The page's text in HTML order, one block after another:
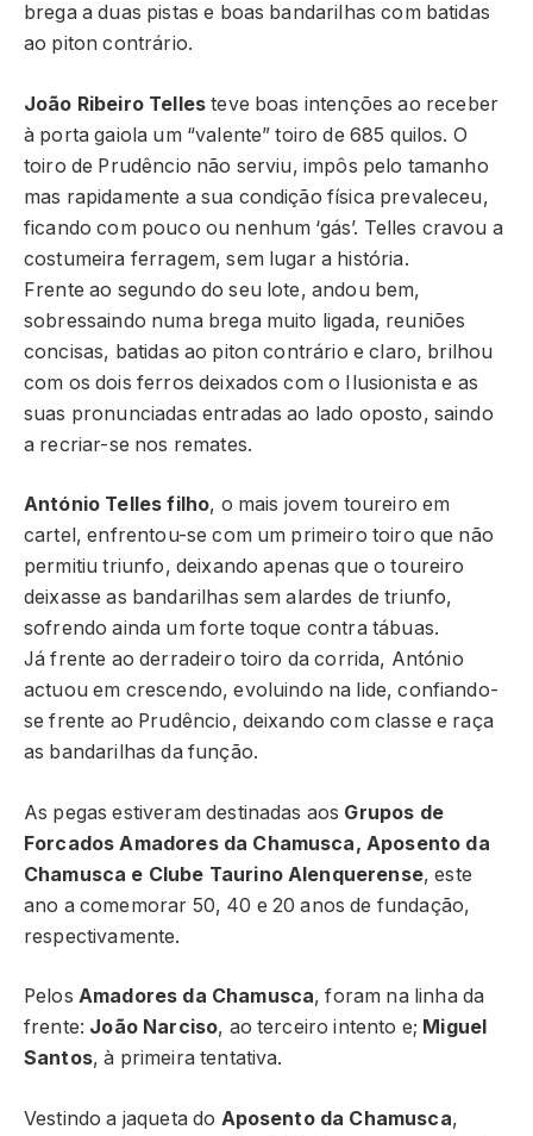
brega a duas pistas e boas bandarilhas com batidas
ao piton contrário.
João Ribeiro Tellesteve boas intenções ao receber
à porta gaiola um “valente” toiro de 685 quilos. O
toiro de Prudêncio não serviu, impôs pelo tamanho
mas rapidamente a sua condição física prevaleceu,
ficando com pouco ou nenhum ‘gás’. Telles cravou a
costumeira ferragem, sem lugar a história.
Frente ao segundo do seu lote, andou bem,
sobressaindo numa brega muito ligada, reuniões
concisas, batidas ao piton contrário e claro, brilhou
com os dois ferros deixados com o Ilusionista e as
suas pronunciadas entradas ao lado oposto, saindo
a recriar-se nos remates.
António Telles filho, o mais jovem toureiro em
cartel, enfrentou-se com um primeiro toiro que não
permitiu triunfo, deixando apenas que o toureiro
deixasse as bandarilhas sem alardes de triunfo,
sofrendo ainda um forte toque contra tábuas.
Já frente ao derradeiro toiro da corrida, António
actuou em crescendo, evoluindo na lide, confiando-
se frente ao Prudêncio, deixando com classe e raça
as bandarilhas da função.
As pegas estiveram destinadas aos Grupos de
Forcados Amadores da Chamusca, Aposento da
Chamusca e Clube Taurino Alenquerense, este
ano a comemorar 50, 40 e 20 anos de fundação,
respectivamente.
Pelos Amadores da Chamusca, foram na linha da
frente: João Narciso, ao terceiro intento e; Miguel
Santos, à primeira tentativa.
Vestindo a jaqueta do Aposento da Chamusca,